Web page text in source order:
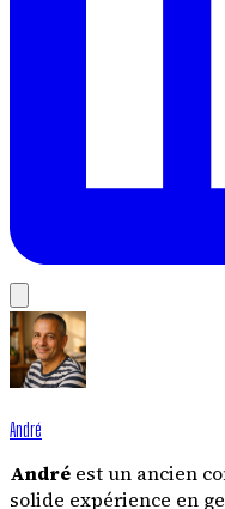
André
André est un ancien
solide expérience en